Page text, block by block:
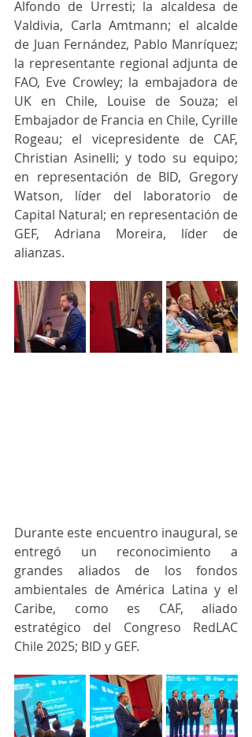
Alfondo de Urresti; la alcaldesa de
Valdivia, Carla Amtmann; el alcalde
de Juan Fernández, Pablo Manríquez;
la representante regional adjunta de
FAO, Eve Crowley; la embajadora de
UK en Chile, Louise de Souza; el
Embajador de Francia en Chile, Cyrille
Rogeau; el vicepresidente de CAF,
Christian Asinelli; y todo su equipo;
en representación de BID, Gregory
Watson, líder del laboratorio de
Capital Natural; en representación de
GEF, Adriana Moreira, líder de
alianzas.
Durante este encuentro inaugural, se
entregó un reconocimiento a
grandes aliados de los fondos
ambientales de América Latina y el
Caribe, como es CAF, aliado
estratégico del Congreso RedLAC
Chile 2025; BID y GEF.